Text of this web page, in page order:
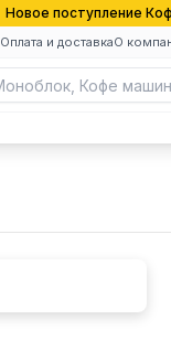
Новое поступление
Оплата и доставкаО